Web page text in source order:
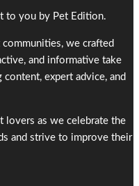
to you by Pet Edition.
we crafted
and informative take
expert advice, and
lovers as we celebrate the
and strive to improve their